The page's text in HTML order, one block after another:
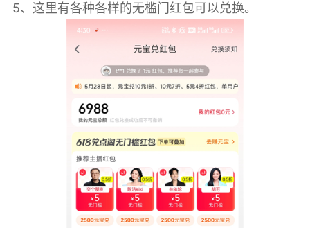
5、这里有各种各样的无槛门红包可以兑换。